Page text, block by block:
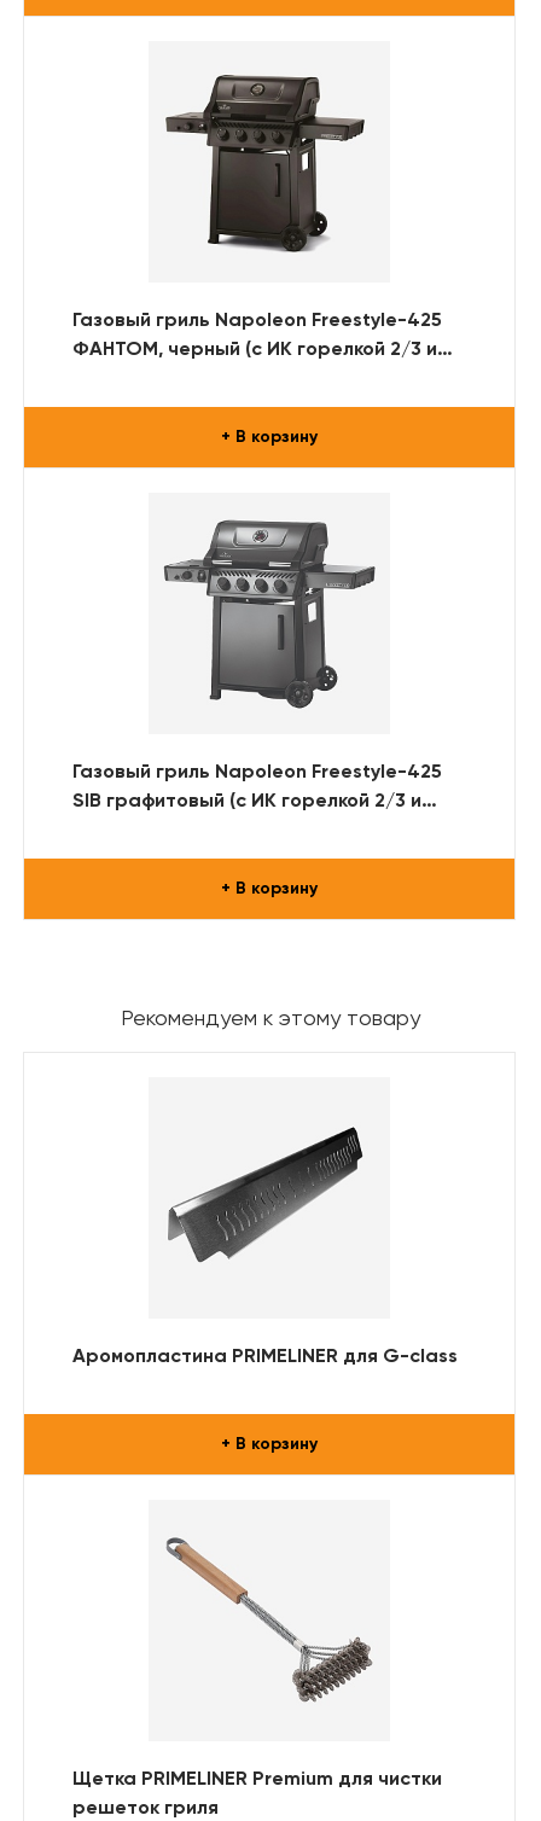
Газовый гриль Napoleon Freestyle-425
ФАНТОМ, черный (с ИК горелкой 2/3 и
+ В корзину
Газовый гриль Napoleon Freestyle-425
SIB графитовый (с ИК горелкой 2/3 и
+ В корзину
Рекомендуем к этому товару
Аромопластина PRIMELINER для G-class
+ В корзину
Щетка PRIMELINER Premium для чистки
решеток гриля